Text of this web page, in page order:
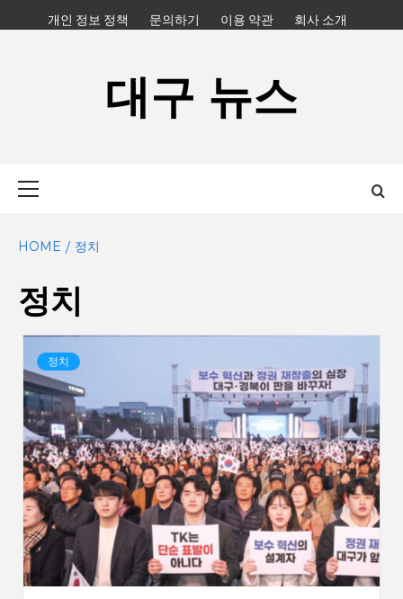
to
개인 정보 정책 문의하기 이용 약관 회사 소개
대구 뉴스
HOME 정치
정치
정치